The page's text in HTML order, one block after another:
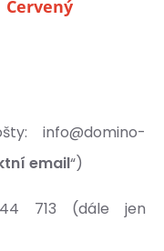
Červený
info@domino-
email“)
713 (dále jen